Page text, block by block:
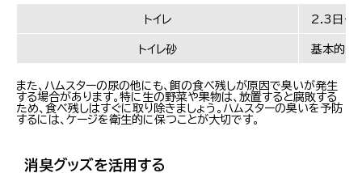
トイレ 2.3日～1
トイレ砂 基本的に
また、ハムスターの尿の他にも、餌の食べ残しが原因で臭いが発生
する場合があります。特に生の野菜や果物は、放置すると腐敗する
ため、食べ残しはすぐに取り除きましょう。ハムスターの臭いを予防
するには、ケージを衛生的に保つことが大切です。
消臭グッズを活用する